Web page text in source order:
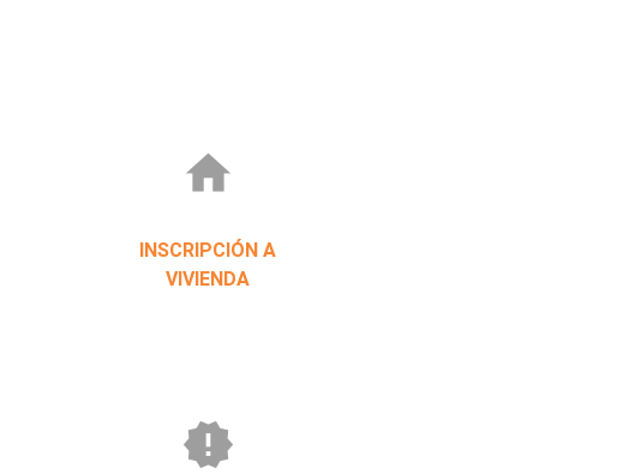
home
INSCRIPCIÓN A
VIVIENDA
new_releases